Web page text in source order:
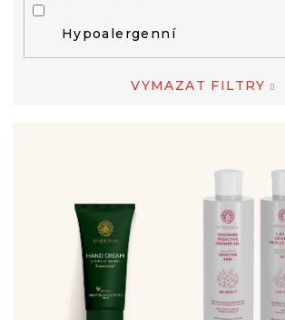
Hypoalergenní
VYMAZAT FILTRY